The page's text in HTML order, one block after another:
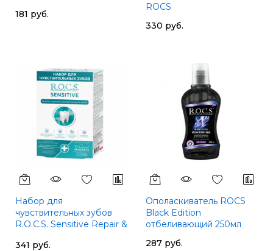
181 руб.
ROCS
330 руб.
Набор для
чувствительных зубов
R.O.C.S. Sensitive Repair &
341 руб.
Ополаскиватель ROCS
Black Edition
отбеливающий 250мл
287 руб.